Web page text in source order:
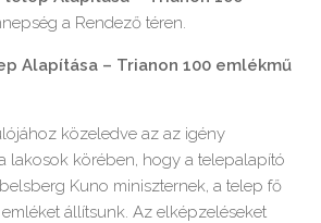
a Rendező téren.
Alapítása – Trianon 100 emlékmű
közeledve az az igény
lakosok körében, hogy a telepalapító
Kuno miniszternek, a telep fő
állítsunk. Az elképzeléseket